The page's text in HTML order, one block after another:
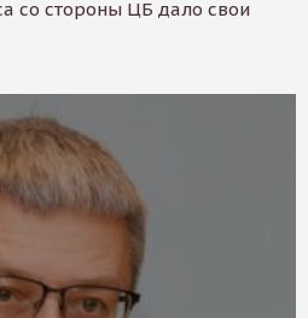
со стороны ЦБ дало свои